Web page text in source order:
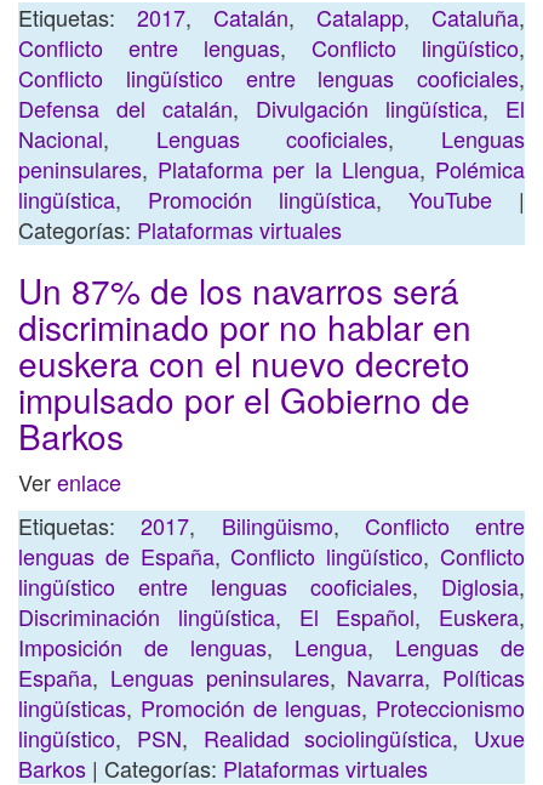
Etiquetas: 2017, Catalán, Catalapp, Cataluña,
Conflicto entre lenguas, Conflicto lingüístico,
Conflicto lingüístico entre lenguas cooficiales,
Defensa del catalán, Divulgación lingüística, El
Nacional, Lenguas cooficiales, Lenguas
peninsulares, Plataforma per la Llengua, Polémica
lingüística, Promoción lingüística, YouTube |
Categorías: Plataformas virtuales
Un 87% de los navarros será
discriminado por no hablar en
euskera con el nuevo decreto
impulsado por el Gobierno de
Barkos
Verenlace
Etiquetas:2017, Bilingüismo, Conflicto entre
lenguas de España,Conflicto lingüístico,Conflicto
lingüístico entre lenguas cooficiales, Diglosia,
Discriminación lingüística, El Español, Euskera,
Imposición de lenguas, Lengua, Lenguas de
España, Lenguas peninsulares, Navarra, Políticas
lingüísticas, Promoción de lenguas, Proteccionismo
lingüístico, PSN, Realidad sociolingüística, Uxue
Barkos | Categorías: Plataformas virtuales